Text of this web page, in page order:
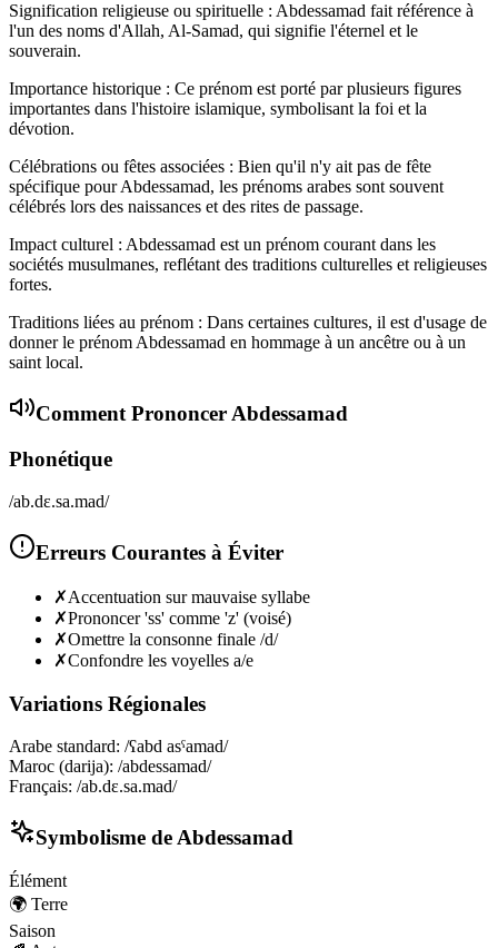
Signification religieuse ou spirituelle : Abdessamad fait référence à
l'un des noms d'Allah, Al-Samad, qui signifie l'éternel et le
souverain.
Importance historique : Ce prénom est porté par plusieurs figures
importantes dans l'histoire islamique, symbolisant la foi et la
dévotion.
Célébrations ou fêtes associées : Bien qu'il n'y ait pas de fête
spécifique pour Abdessamad, les prénoms arabes sont souvent
célébrés lors des naissances et des rites de passage.
Impact culturel : Abdessamad est un prénom courant dans les
sociétés musulmanes, reflétant des traditions culturelles et religieuses
fortes.
Traditions liées au prénom : Dans certaines cultures, il est d'usage de
donner le prénom Abdessamad en hommage à un ancêtre ou à un
saint local.
Comment Prononcer Abdessamad
Phonétique
/ab.dɛ.sa.mad/
Erreurs Courantes à Éviter
✗Accentuation sur mauvaise syllabe
✗Prononcer 'ss' comme 'z' (voisé)
✗Omettre la consonne finale /d/
✗Confondre les voyelles a/e
Variations Régionales
Arabe standard: /ʕabd asˤamad/
Maroc (darija): /abdessamad/
Français: /ab.dɛ.sa.mad/
Symbolisme de Abdessamad
Élément
🌍 Terre
Saison